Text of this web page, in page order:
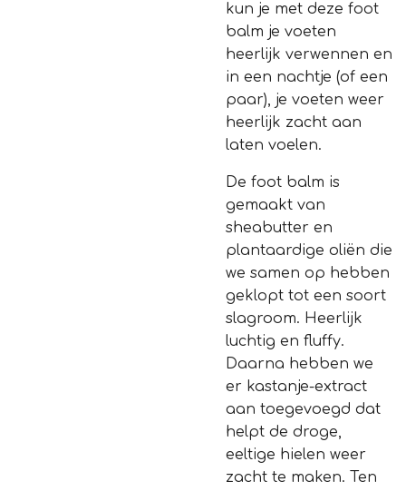
kun je met deze foot
balm je voeten
heerlijk verwennen en
in een nachtje (of een
paar), je voeten weer
heerlijk zacht aan
laten voelen.
De foot balm is
gemaakt van
sheabutter en
plantaardige oliën die
we samen op hebben
geklopt tot een soort
slagroom. Heerlijk
luchtig en fluffy.
Daarna hebben we
er kastanje-extract
aan toegevoegd dat
helpt de droge,
eeltige hielen weer
zacht te maken. Ten